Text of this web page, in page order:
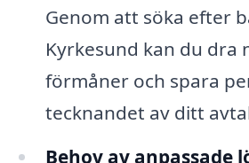
Genom att söka efter
Kyrkesund kan du dra
förmåner och spara
tecknandet av ditt
Behov av anpassade